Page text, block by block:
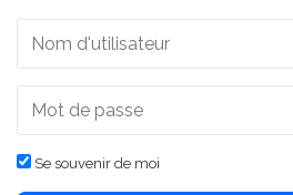
Se souvenir de moi